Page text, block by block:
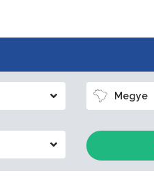
Megye